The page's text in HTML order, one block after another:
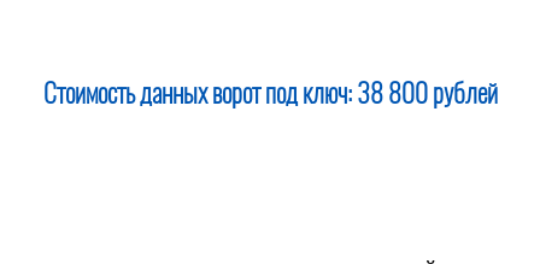
Стоимость данных ворот под ключ: 38 800 рублей